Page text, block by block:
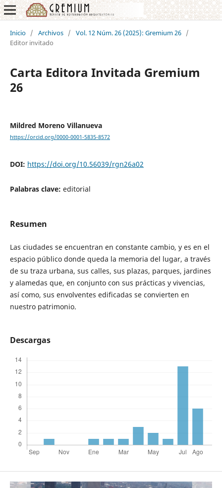
Inicio / Archivos / Vol. 12 Núm. 26 (2025): Gremium 26 /
Editor invitado
Carta Editora Invitada Gremium
26
Mildred Moreno Villanueva
https://orcid.org/0000-0001-5835-8572
DOI: https://doi.org/10.56039/rgn26a02
Palabras clave: editorial
Resumen
Las ciudades se encuentran en constante cambio, y es en el
espacio público donde queda la memoria del lugar, a través
de su traza urbana, sus calles, sus plazas, parques, jardines
y alamedas que, en conjunto con sus prácticas y vivencias,
así como, sus envolventes edificadas se convierten en
nuestro patrimonio.
Descargas